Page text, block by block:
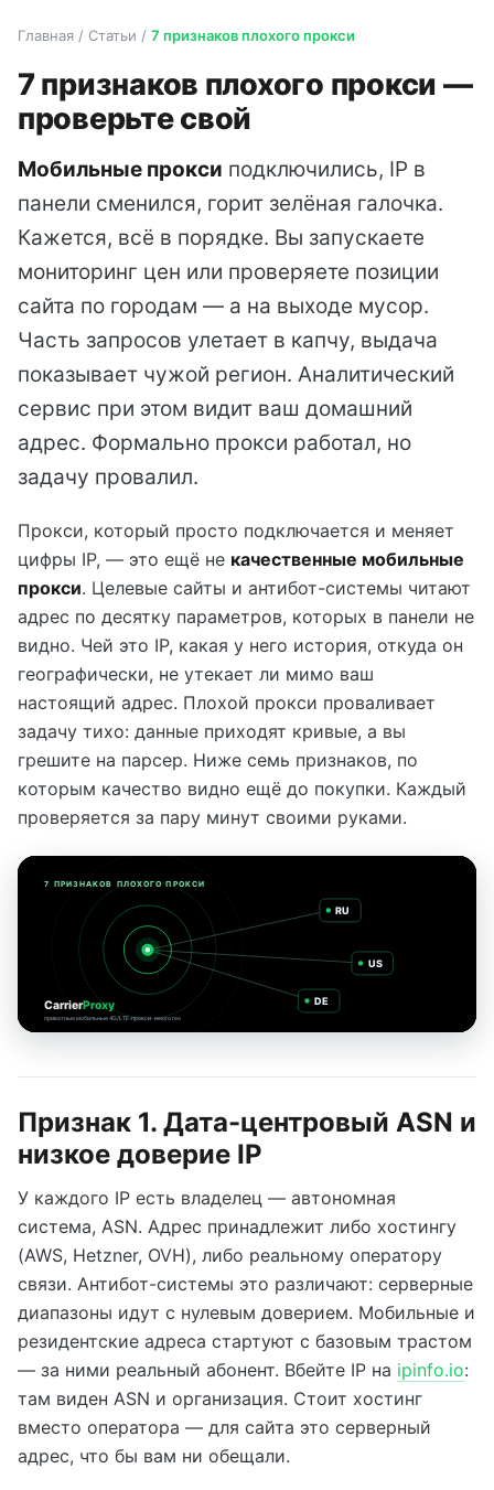
Главная / Статьи / 7 признаков плохого прокси
7 признаков плохого прокси —
проверьте свой
Мобильные прокси подключились, IP в
панели сменился, горит зелёная галочка.
Кажется, всё в порядке. Вы запускаете
мониторинг цен или проверяете позиции
сайта по городам — а на выходе мусор.
Часть запросов улетает в капчу, выдача
показывает чужой регион. Аналитический
сервис при этом видит ваш домашний
адрес. Формально прокси работал, но
задачу провалил.
Прокси, который просто подключается и меняет
цифры IP, — это ещё не качественные мобильные
прокси. Целевые сайты и антибот-системы читают
адрес по десятку параметров, которых в панели не
видно. Чей это IP, какая у него история, откуда он
географически, не утекает ли мимо ваш
настоящий адрес. Плохой прокси проваливает
задачу тихо: данные приходят кривые, а вы
грешите на парсер. Ниже семь признаков, по
которым качество видно ещё до покупки. Каждый
проверяется за пару минут своими руками.
RU
US
DE
7 ПРИЗНАКОВ ПЛОХОГО ПРОКСИ
CarrierProxy
приватные мобильные 4G/LTE-прокси · много гео
Признак 1. Дата-центровый ASN и
низкое доверие IP
У каждого IP есть владелец — автономная
система, ASN. Адрес принадлежит либо хостингу
(AWS, Hetzner, OVH), либо реальному оператору
связи. Антибот-системы это различают: серверные
диапазоны идут с нулевым доверием. Мобильные и
резидентские адреса стартуют с базовым трастом
— за ними реальный абонент. Вбейте IP на ipinfo.io:
там виден ASN и организация. Стоит хостинг
вместо оператора — для сайта это серверный
адрес, что бы вам ни обещали.